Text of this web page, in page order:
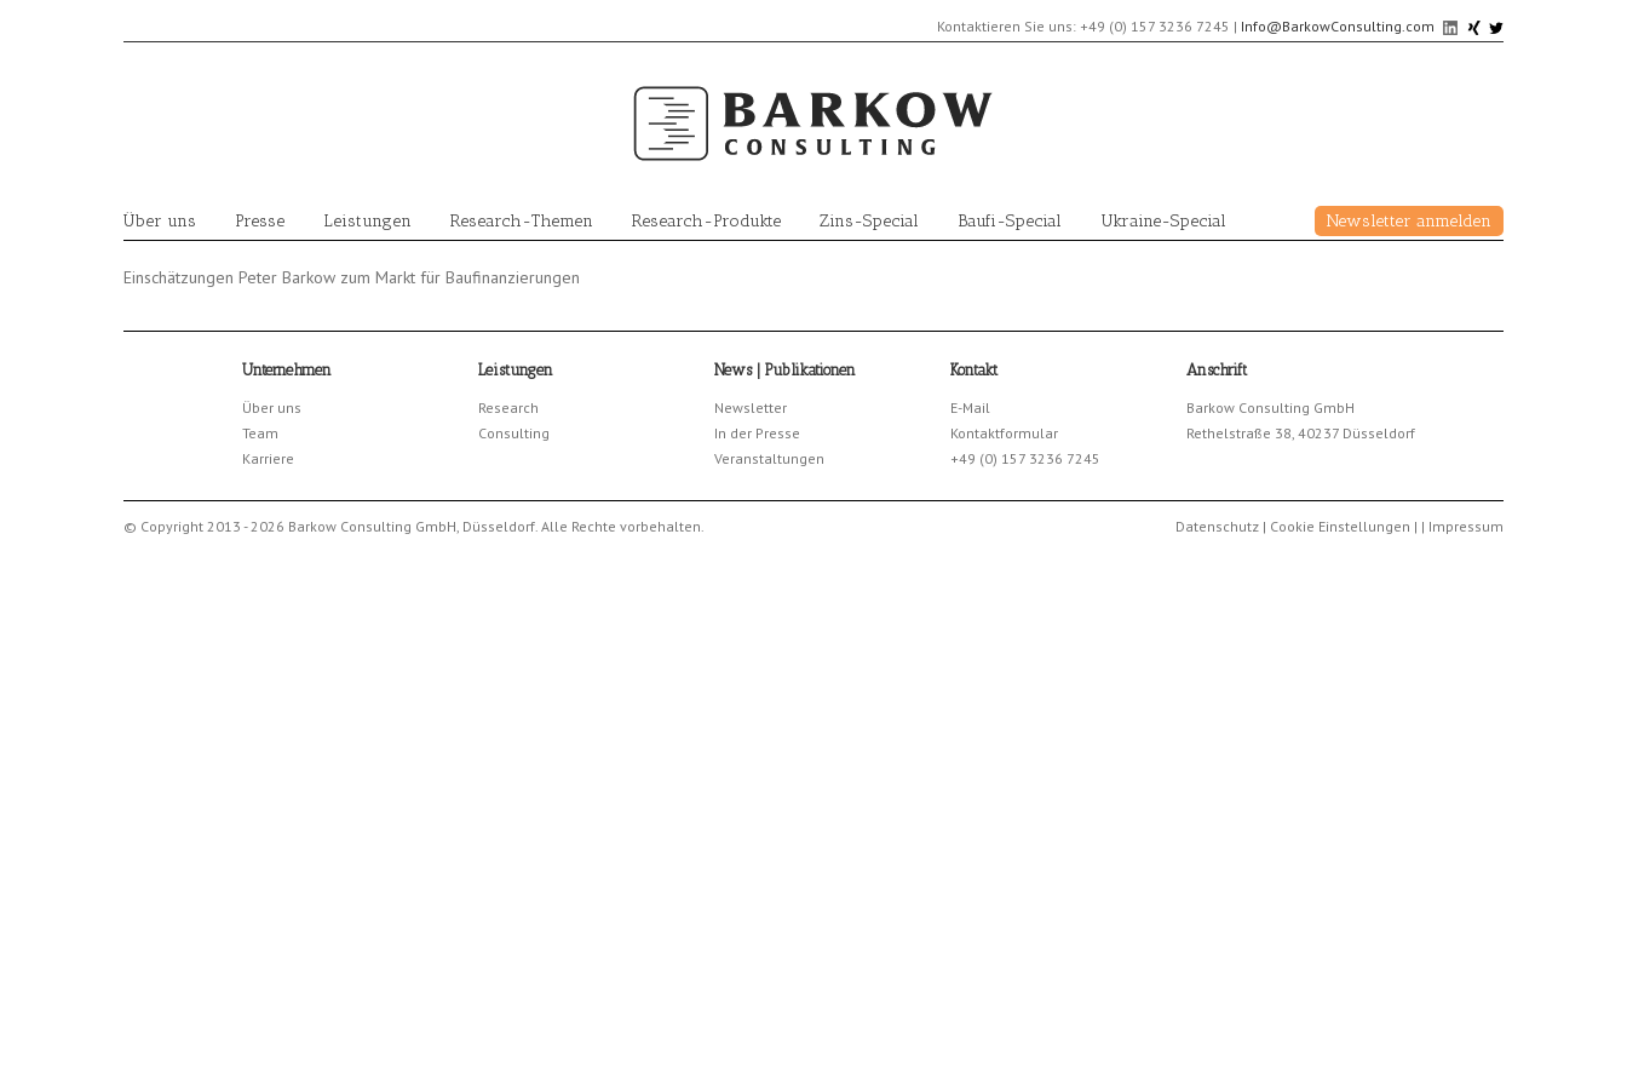
Kontaktieren Sie uns: +49 (0) 157 3236 7245 | Info@BarkowConsulting.com
Über uns Presse Leistungen Research-Themen Research-Produkte Zins-Special Baufi-Special Ukraine-Special Newsletter anmelden
Einschätzungen Peter Barkow zum Markt für Baufinanzierungen
Unternehmen
Über uns
Team
Karriere
Leistungen
Research
Consulting
News | Publikationen
Newsletter
In der Presse
Veranstaltungen
Kontakt
E-Mail
Kontaktformular
+49 (0) 157 3236 7245
Anschrift
Barkow Consulting GmbH
Rethelstraße 38, 40237 Düsseldorf
© Copyright 2013 - 2026 Barkow Consulting GmbH, Düsseldorf. Alle Rechte vorbehalten. Datenschutz | Cookie Einstellungen | | Impressum